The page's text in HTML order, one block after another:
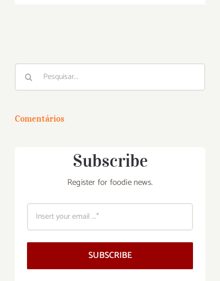
Buscar
resultados
Comentários
Subscribe
Register for foodie news.
SUBSCRIBE